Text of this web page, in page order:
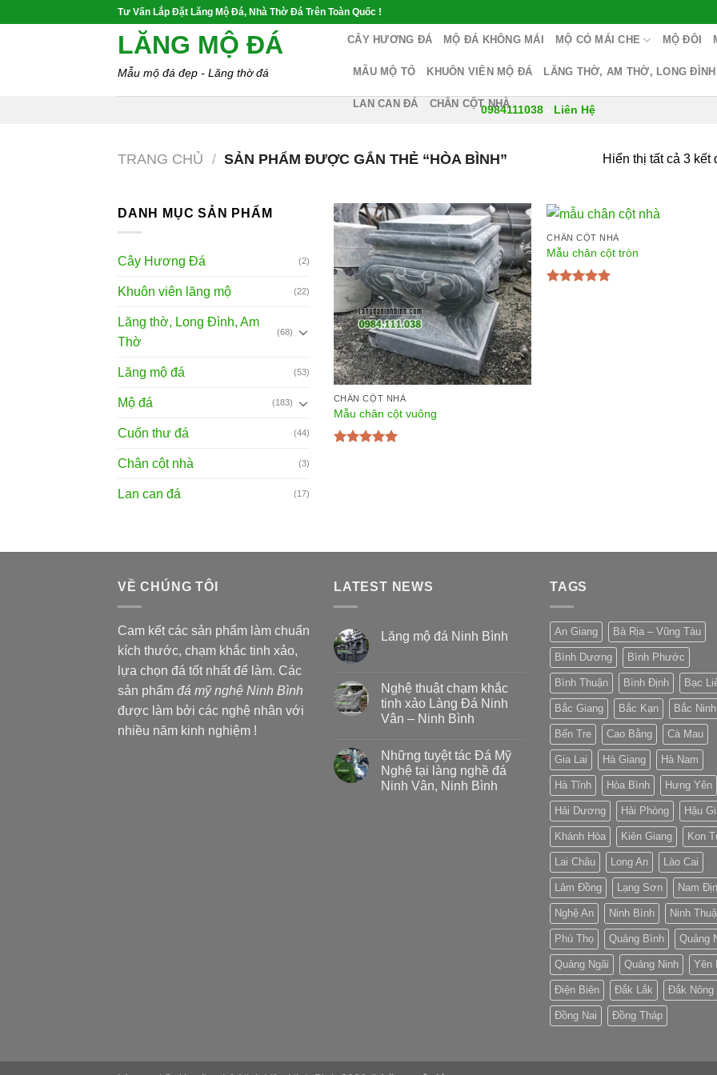
Tư Vấn Lắp Đặt Lăng Mộ Đá, Nhà Thờ Đá Trên Toàn Quốc !
LĂNG MỘ ĐÁ
Mẫu mộ đá đẹp - Lăng thờ đá
CÂY HƯƠNG ĐÁ MỘ ĐÁ KHÔNG MÁI MỘ CÓ MÁI CHE MỘ ĐÔI
MẪU MỘ TỔ KHUÔN VIÊN MỘ ĐÁ LĂNG THỜ, AM THỜ, LONG ĐÌNH
LAN CAN ĐÁ CHÂN CỘT NHÀ
0984111038- Liên Hệ
TRANG CHỦ / SẢN PHẨM ĐƯỢC GẮN THẺ “HÒA BÌNH” Hiển thị tất cả 3 kết
DANH MỤC SẢN PHẨM
Cây Hương Đá (2)
Khuôn viên lăng mộ (22)
Lăng thờ, Long Đình, Am
Thờ
(68)
Lăng mộ đá (53)
Mộ đá (183)
Cuốn thư đá (44)
Chân cột nhà (3)
Lan can đá (17)
CHÂN CỘT NHÀ
Mẫu chân cột vuông
CHÂN CỘT NHÀ
Mẫu chân cột tròn
VỀ CHÚNG TÔI
Cam kết các sản phẩm làm chuẩn
kích thước, chạm khắc tinh xảo,
lựa chọn đá tốt nhất để làm. Các
sản phẩm đá mỹ nghệ Ninh Bình
được làm bởi các nghệ nhân với
nhiều năm kinh nghiệm !
LATEST NEWS
Lăng mộ đá Ninh Bình
Nghệ thuật chạm khắc
tinh xảo Làng Đá Ninh
Vân – Ninh Bình
Những tuyệt tác Đá Mỹ
Nghệ tại làng nghề đá
Ninh Vân, Ninh Bình
TAGS
An Giang Bà Rịa – Vũng Tàu
Bình Dương Bình Phước
Bình Thuận Bình Định Bạc
Bắc Giang Bắc Kạn Bắc Ninh
Bến Tre Cao Bằng Cà Mau
Gia Lai Hà Giang Hà Nam
Hà Tĩnh Hòa Bình Hưng Yên
Hải Dương Hải Phòng Hậu
Khánh Hòa Kiên Giang Kon
Lai Châu Long An Lào Cai
Lâm Đồng Lạng Sơn Nam
Nghệ An Ninh Bình Ninh
Phú Thọ Quảng Bình Quảng
Quảng Ngãi Quảng Ninh Yên
Điện Biên Đắk Lắk Đắk Nông
Đồng Nai Đồng Tháp